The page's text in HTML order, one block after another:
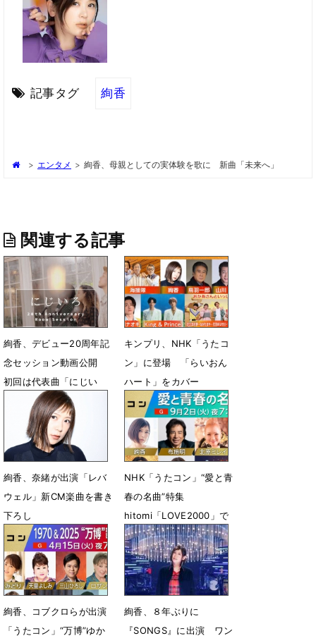
記事タグ 絢香
> エンタメ > 絢香、母親としての実体験を歌に 新曲「未来へ」
関連する記事
絢香、デビュー20周年記
念セッション動画公開
初回は代表曲「にじい
7月12日 22時43分
キンプリ、NHK「うたコ
ン」に登場 「らいおん
ハート」をカバー
5月12日 12時20分
絢香、奈緒が出演「レバ
ウェル」新CM楽曲を書き
下ろし
5月7日 12時00分
NHK「うたコン」“愛と青
春の名曲”特集
hitomi「LOVE2000」で
FRUITS ZIPPERと共演
8月26日 18時00分
絢香、コブクロらが出演
「うたコン」“万博”ゆか
絢香、８年ぶりに
『SONGS』に出演 ワン